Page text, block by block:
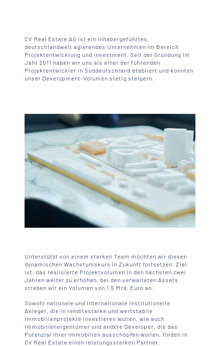
CV Real Estate AG ist ein inhabergeführtes,
deutschlandweit agierendes Unternehmen im Bereich
Projektentwicklung und Investment. Seit der Gründung im
Jahr 2011 haben wir uns als einer der führenden
Projektentwickler in Süddeutschland etabliert und konnten
unser Development-Volumen stetig steigern.
Unterstützt von einem starken Team möchten wir diesen
dynamischen Wachstumskurs in Zukunft fortsetzen. Ziel
ist, das realisierte Projekt­volumen in den nächsten zwei
Jahren weiter zu erhöhen, bei den verwalteten Assets
streben wir ein Volumen von 1,5 Mrd. Euro an.
Sowohl nationale und internationale institutionelle
Anleger, die in renditestarke und wertstabile
Immobilienprojekte investieren wollen, wie auch
Immobilieneigentümer und andere Developer, die das
Potenzial ihrer Immobilien ausschöpfen wollen, finden in
CV Real Estate einen leistungsstarken Partner.